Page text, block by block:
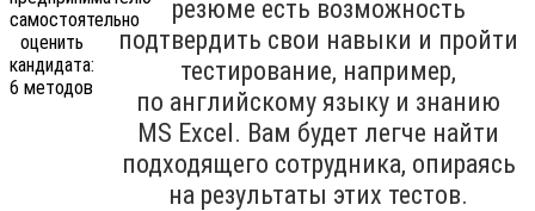
резюме есть возможность
подтвердить свои навыки и пройти
тестирование, например,
по английскому языку и знанию
MS Excel. Вам будет легче найти
подходящего сотрудника, опираясь
на результаты этих тестов.